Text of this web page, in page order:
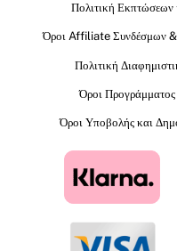
Πολιτική
Όροι Affiliate Συνδέσμων
Πολιτική
Όροι
Όροι Υποβολής και